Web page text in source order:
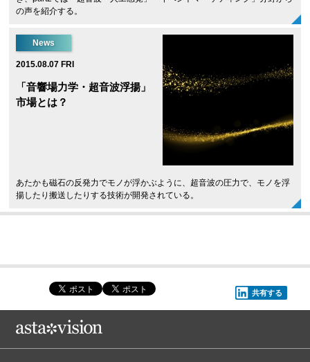
の声を紹介する。
News
2015.08.07 FRI
「音響場力学・超音波浮揚」
市場とは？
あたかも磁石の反発力でモノが浮かぶように、超音波の圧力で、モノを浮
揚したり搬送したりする技術が開発されている。
共有する